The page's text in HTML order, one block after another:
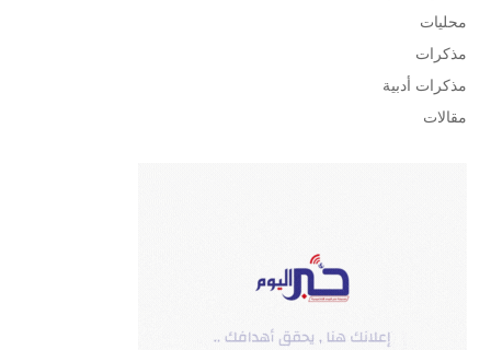
محليات
مذكرات
مذكرات أدبية
مقالات